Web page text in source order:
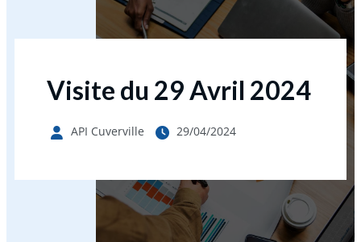
Visite du 29 Avril 2024
API Cuverville 29/04/2024